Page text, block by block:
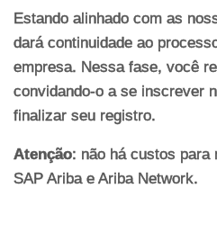
Estando alinhado com as
dará continuidade ao
empresa. Nessa fase, você
convidando-o a se inscrever
finalizar seu registro.
Atenção: não há custos para
SAP Ariba e Ariba Network.